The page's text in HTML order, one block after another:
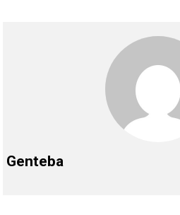
Genteba